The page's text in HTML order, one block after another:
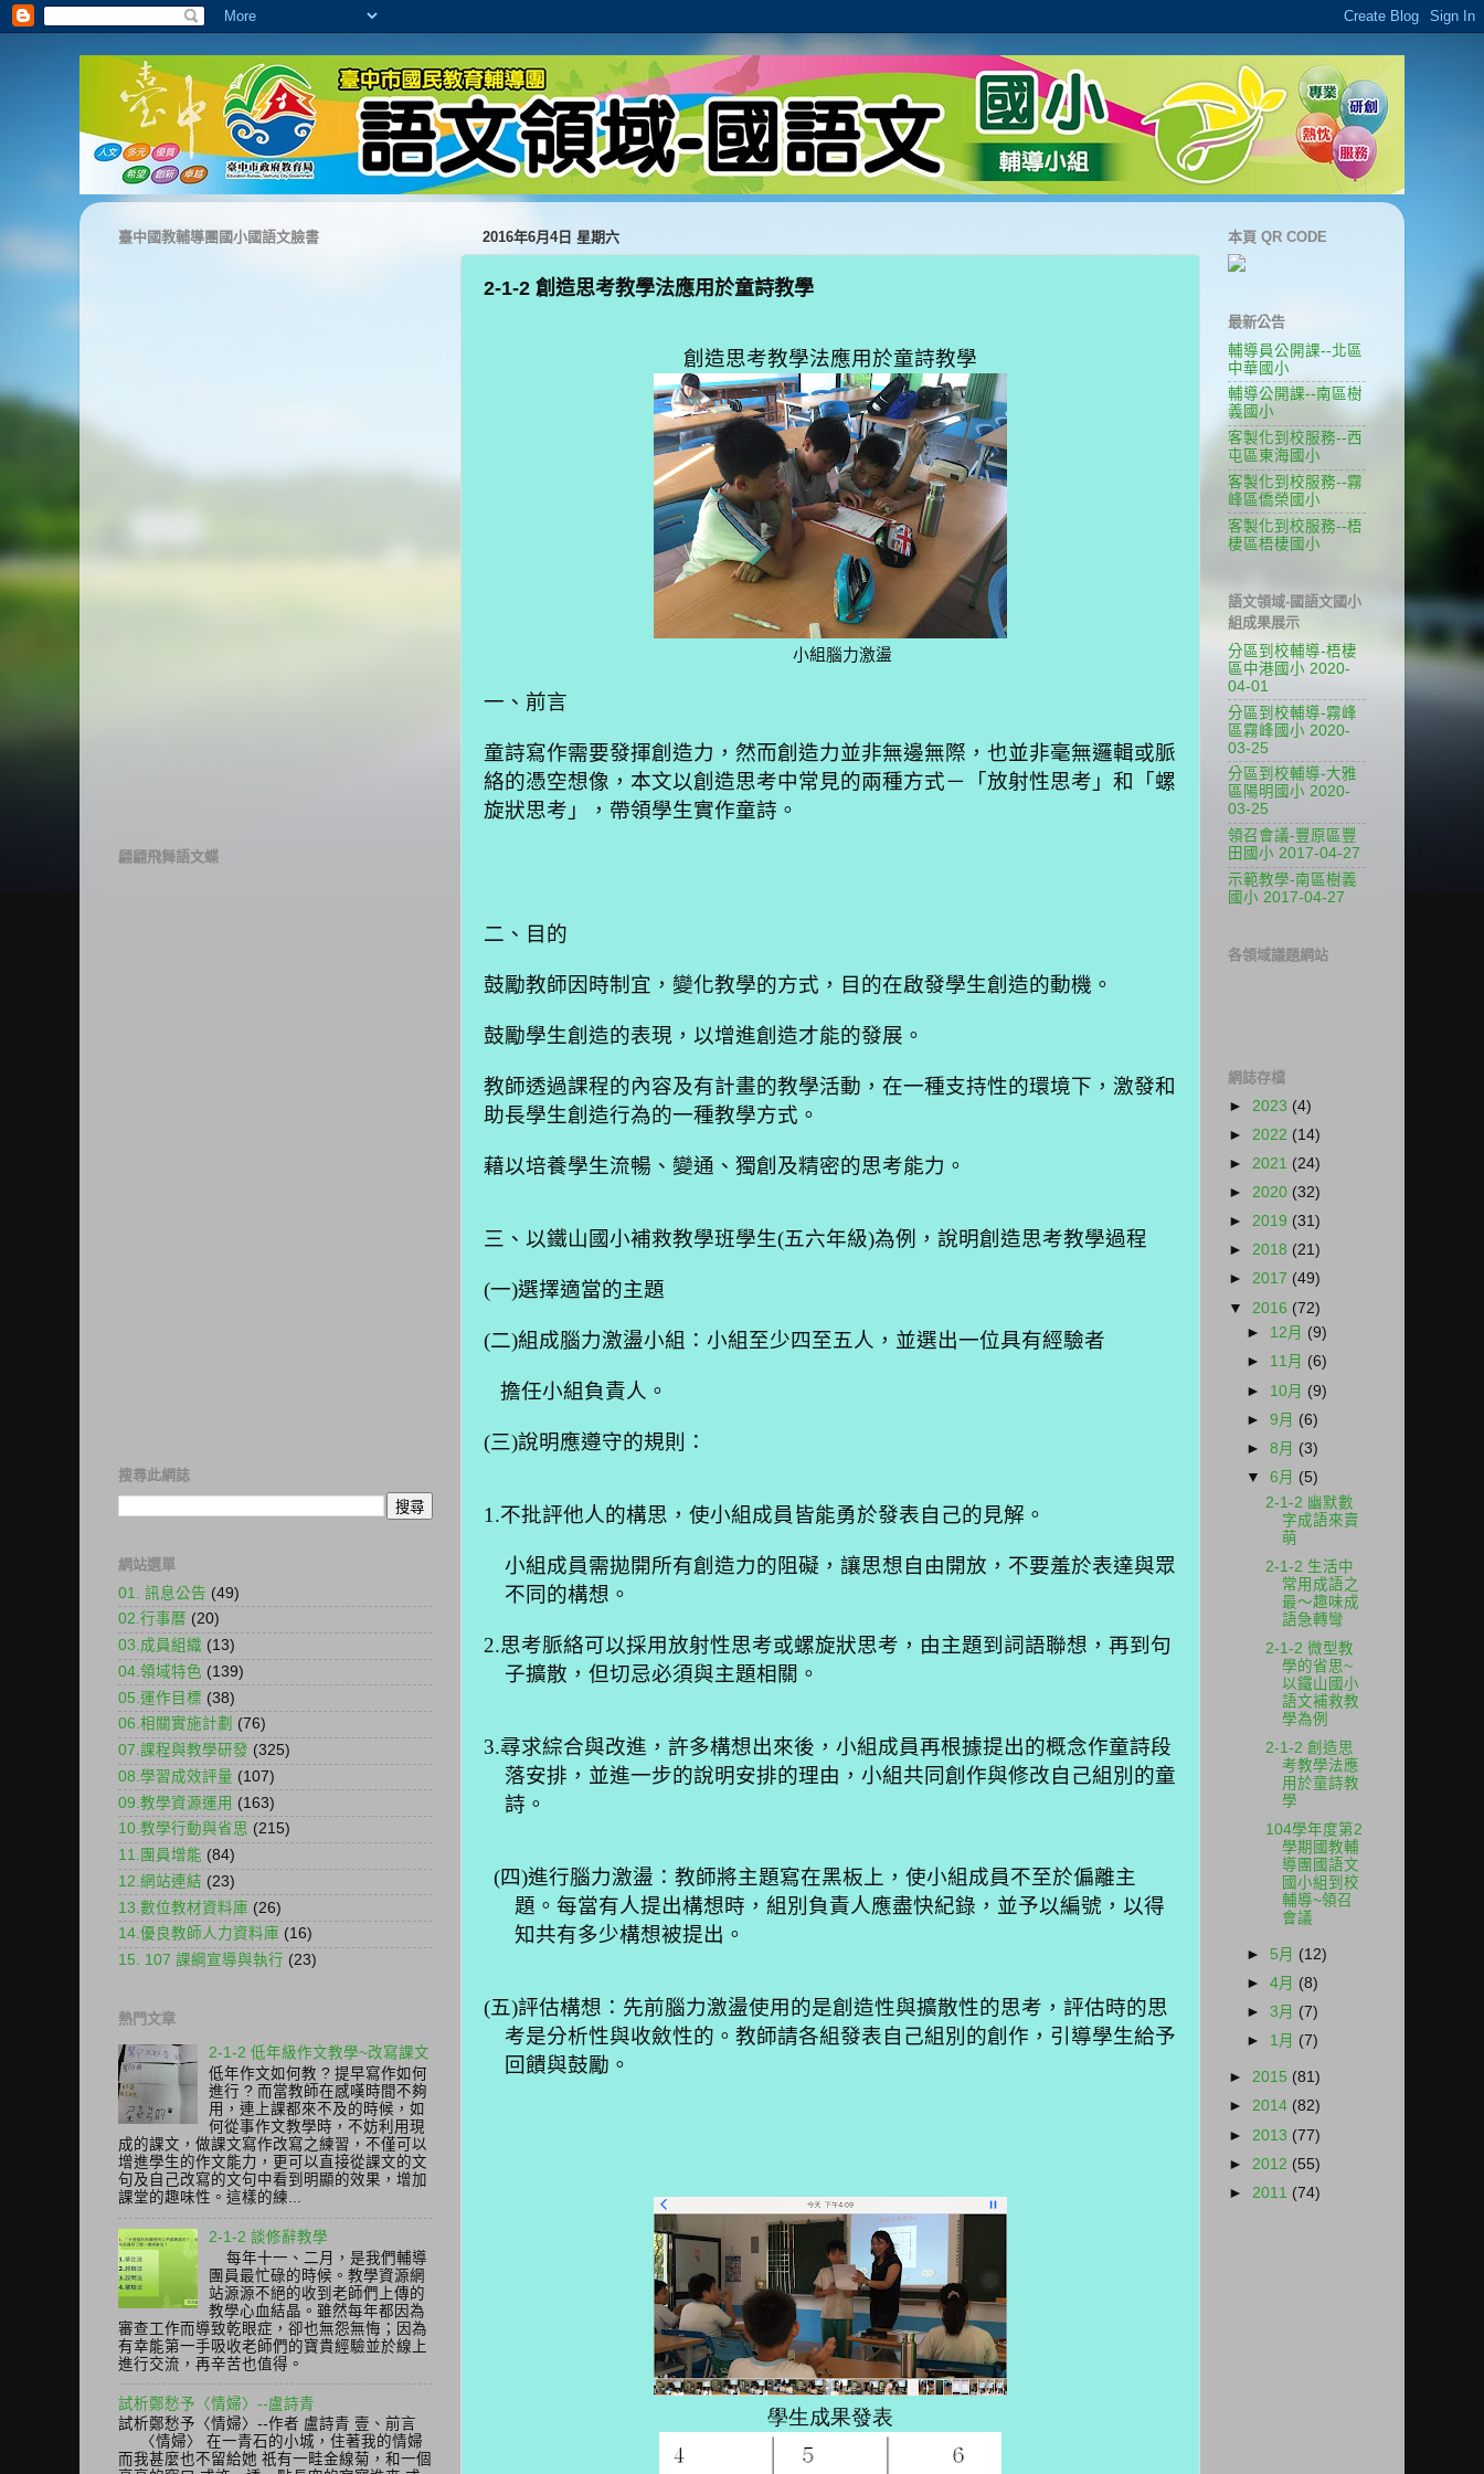
2016年6月4日 星期六
2-1-2 創造思考教學法應用於童詩教學
創造思考教學法應用於童詩教學
小組腦力激盪
一、前言
童詩寫作需要發揮創造力，然而創造力並非無邊無際，也並非毫無邏輯或脈
絡的憑空想像，本文以創造思考中常見的兩種方式－「放射性思考」和「螺
旋狀思考」，帶領學生實作童詩。
二、目的
鼓勵教師因時制宜，變化教學的方式，目的在啟發學生創造的動機。
鼓勵學生創造的表現，以增進創造才能的發展。
教師透過課程的內容及有計畫的教學活動，在一種支持性的環境下，激發和
助長學生創造行為的一種教學方式。
藉以培養學生流暢、變通、獨創及精密的思考能力。
三、以鐵山國小補救教學班學生(五六年級)為例，說明創造思考教學過程
(一)選擇適當的主題
(二)組成腦力激盪小組：小組至少四至五人，並選出一位具有經驗者
擔任小組負責人。
(三)說明應遵守的規則：
1.不批評他人的構思，使小組成員皆能勇於發表自己的見解。
小組成員需拋開所有創造力的阻礙，讓思想自由開放，不要羞於表達與眾
不同的構想。
2.思考脈絡可以採用放射性思考或螺旋狀思考，由主題到詞語聯想，再到句
子擴散，但切忌必須與主題相關。
3.尋求綜合與改進，許多構想出來後，小組成員再根據提出的概念作童詩段
落安排，並進一步的說明安排的理由，小組共同創作與修改自己組別的童
詩。
(四)進行腦力激盪：教師將主題寫在黑板上，使小組成員不至於偏離主
題。每當有人提出構想時，組別負責人應盡快紀錄，並予以編號，以得
知共有多少構想被提出。
(五)評估構想：先前腦力激盪使用的是創造性與擴散性的思考，評估時的思
考是分析性與收斂性的。教師請各組發表自己組別的創作，引導學生給予
回饋與鼓勵。
學生成果發表
臺中國教輔導團國小國語文臉書
翩翩飛舞語文蝶
搜尋此網誌
網站選單
01. 訊息公告 (49)
02.行事曆 (20)
03.成員組織 (13)
04.領域特色 (139)
05.運作目標 (38)
06.相關實施計劃 (76)
07.課程與教學研發 (325)
08.學習成效評量 (107)
09.教學資源運用 (163)
10.教學行動與省思 (215)
11.團員增能 (84)
12.網站連結 (23)
13.數位教材資料庫 (26)
14.優良教師人力資料庫 (16)
15. 107 課綱宣導與執行 (23)
熱門文章
2-1-2 低年級作文教學~改寫課文
低年作文如何教 ? 提早寫作如何
進行 ? 而當教師在感嘆時間不夠
用，連上課都來不及的時候，如
何從事作文教學時，不妨利用現
成的課文，做課文寫作改寫之練習，不僅可以
增進學生的作文能力，更可以直接從課文的文
句及自己改寫的文句中看到明顯的效果，增加
課堂的趣味性。這樣的練...
2-1-2 談修辭教學
每年十一、二月，是我們輔導
團員最忙碌的時候。教學資源網
站源源不絕的收到老師們上傳的
教學心血結晶。雖然每年都因為
審查工作而導致乾眼症，卻也無怨無悔；因為
有幸能第一手吸收老師們的寶貴經驗並於線上
進行交流，再辛苦也值得。
試析鄭愁予〈情婦〉--盧詩青
試析鄭愁予〈情婦〉--作者 盧詩青 壹、前言
〈情婦〉 在一青石的小城，住著我的情婦
而我甚麼也不留給她 祇有一畦金線菊，和一個
本頁 QR CODE
最新公告
輔導員公開課--北區
中華國小
輔導公開課--南區樹
義國小
客製化到校服務--西
屯區東海國小
客製化到校服務--霧
峰區僑榮國小
客製化到校服務--梧
棲區梧棲國小
語文領域-國語文國小
組成果展示
分區到校輔導-梧棲
區中港國小 2020-
04-01
分區到校輔導-霧峰
區霧峰國小 2020-
03-25
分區到校輔導-大雅
區陽明國小 2020-
03-25
領召會議-豐原區豐
田國小 2017-04-27
示範教學-南區樹義
國小 2017-04-27
各領域議題網站
網誌存檔
► 2023 (4)
► 2022 (14)
► 2021 (24)
► 2020 (32)
► 2019 (31)
► 2018 (21)
► 2017 (49)
▼ 2016 (72)
► 12月 (9)
► 11月 (6)
► 10月 (9)
►9月 (6)
►8月 (3)
▼6月 (5)
2-1-2 幽默數
字成語來賣
萌
2-1-2 生活中
常用成語之
最～趣味成
語急轉彎
2-1-2 微型教
學的省思~
以鐵山國小
語文補救教
學為例
2-1-2 創造思
考教學法應
用於童詩教
學
104學年度第2
學期國教輔
導團國語文
國小組到校
輔導~領召
會議
► 5月 (12)
►4月 (8)
►3月 (7)
► 1月 (7)
► 2015 (81)
► 2014 (82)
► 2013 (77)
► 2012 (55)
► 2011 (74)